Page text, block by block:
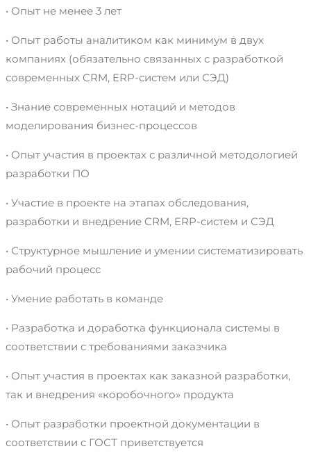
• Опыт не менее 3 лет
• Опыт работы аналитиком как минимум в двух
компаниях (обязательно связанных с разработкой
современных CRM, ERP-систем или СЭД)
• Знание современных нотаций и методов
моделирования бизнес-процессов
• Опыт участия в проектах с различной методологией
разработки ПО
• Участие в проекте на этапах обследования,
разработки и внедрение CRM, ERP-систем и СЭД
• Структурное мышление и умении систематизировать
рабочий процесс
• Умение работать в команде
• Разработка и доработка функционала системы в
соответствии с требованиями заказчика
• Опыт участия в проектах как заказной разработки,
так и внедрения «коробочного» продукта
• Опыт разработки проектной документации в
соответствии с ГОСТ приветствуется